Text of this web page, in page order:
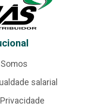
salarial